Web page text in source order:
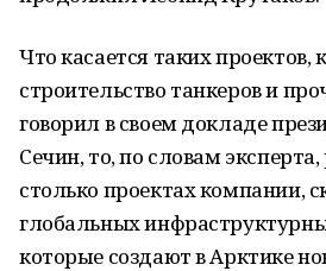
Что касается таких проектов,
строительство танкеров и
говорил в своем докладе
Сечин, то, по словам эксперта,
столько проектах компании,
глобальных
которые создают в Арктике